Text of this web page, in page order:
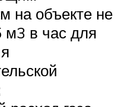
на объекте не
в час для